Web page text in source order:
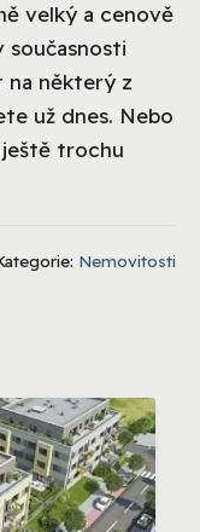
velký a cenově
na některý z
už dnes. Nebo
ještě trochu
Nemovitosti